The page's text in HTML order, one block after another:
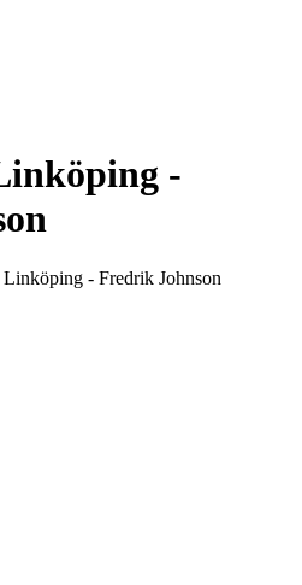
-
Linköping - Fredrik Johnson